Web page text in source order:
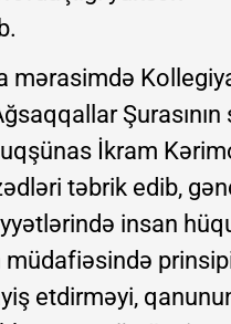
mərasimdə
Şurasının
İkram
təbrik edib,
insan
müdafiəsində
etdirməyi,